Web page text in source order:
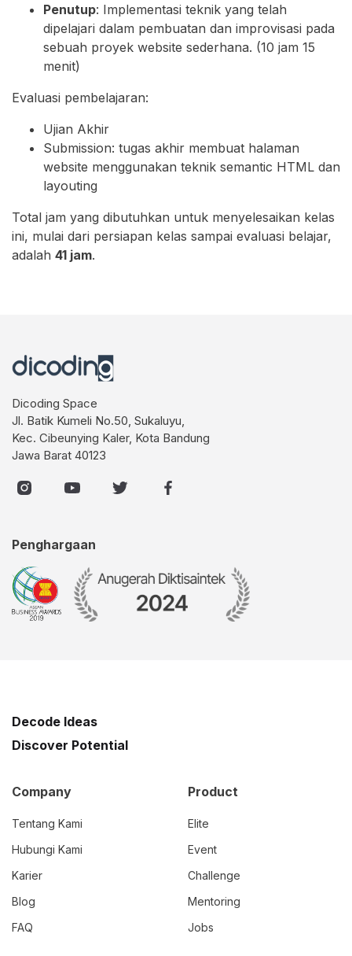
Penutup: Implementasi teknik yang telah
dipelajari dalam pembuatan dan improvisasi pada
sebuah proyek website sederhana. (10 jam 15
menit)
Evaluasi pembelajaran:
Ujian Akhir
Submission: tugas akhir membuat halaman
website menggunakan teknik semantic HTML dan
layouting
Total jam yang dibutuhkan untuk menyelesaikan kelas
ini, mulai dari persiapan kelas sampai evaluasi belajar,
adalah 41 jam.
Dicoding Space
Jl. Batik Kumeli No.50, Sukaluyu,
Kec. Cibeunying Kaler, Kota Bandung
Jawa Barat 40123
Penghargaan
Decode Ideas
Discover Potential
Company
Tentang Kami
Hubungi Kami
Karier
Blog
FAQ
Product
Elite
Event
Challenge
Mentoring
Jobs